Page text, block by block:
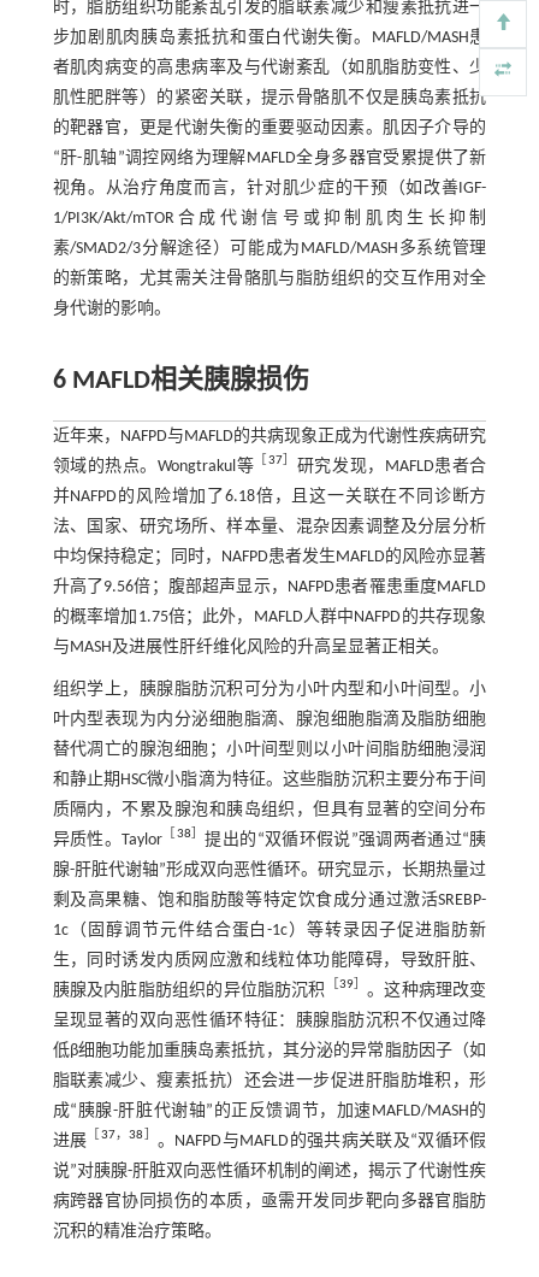
时，脂肪组织功能紊乱引发的脂联素减少和瘦素抵抗进一
步加剧肌肉胰岛素抵抗和蛋白代谢失衡。MAFLD/MASH患
者肌肉病变的高患病率及与代谢紊乱（如肌脂肪变性、少
肌性肥胖等）的紧密关联，提示骨骼肌不仅是胰岛素抵抗
的靶器官，更是代谢失衡的重要驱动因素。肌因子介导的
“肝-肌轴”调控网络为理解MAFLD全身多器官受累提供了新
视角。从治疗角度而言，针对肌少症的干预（如改善IGF-
1/PI3K/Akt/mTOR合成代谢信号或抑制肌肉生长抑制
素/SMAD2/3分解途径）可能成为MAFLD/MASH多系统管理
的新策略，尤其需关注骨骼肌与脂肪组织的交互作用对全
身代谢的影响。
6 MAFLD相关胰腺损伤
近年来，NAFPD与MAFLD的共病现象正成为代谢性疾病研究
领域的热点。Wongtrakul等 ［37］ 研究发现，MAFLD患者合
并NAFPD的风险增加了6.18倍，且这一关联在不同诊断方
法、国家、研究场所、样本量、混杂因素调整及分层分析
中均保持稳定；同时，NAFPD患者发生MAFLD的风险亦显著
升高了9.56倍；腹部超声显示，NAFPD患者罹患重度MAFLD
的概率增加1.75倍；此外，MAFLD人群中NAFPD的共存现象
与MASH及进展性肝纤维化风险的升高呈显著正相关。
组织学上，胰腺脂肪沉积可分为小叶内型和小叶间型。小
叶内型表现为内分泌细胞脂滴、腺泡细胞脂滴及脂肪细胞
替代凋亡的腺泡细胞；小叶间型则以小叶间脂肪细胞浸润
和静止期HSC微小脂滴为特征。这些脂肪沉积主要分布于间
质隔内，不累及腺泡和胰岛组织，但具有显著的空间分布
异质性。Taylor ［38］提出的“双循环假说”强调两者通过“胰
腺-肝脏代谢轴”形成双向恶性循环。研究显示，长期热量过
剩及高果糖、饱和脂肪酸等特定饮食成分通过激活SREBP-
1c（固醇调节元件结合蛋白-1c）等转录因子促进脂肪新
生，同时诱发内质网应激和线粒体功能障碍，导致肝脏、
胰腺及内脏脂肪组织的异位脂肪沉积
［39］ 。这种病理改变
呈现显著的双向恶性循环特征：胰腺脂肪沉积不仅通过降
低β细胞功能加重胰岛素抵抗，其分泌的异常脂肪因子（如
脂联素减少、瘦素抵抗）还会进一步促进肝脂肪堆积，形
成“胰腺-肝脏代谢轴”的正反馈调节，加速MAFLD/MASH的
进展 ［37，38］ 。NAFPD与MAFLD的强共病关联及“双循环假
说”对胰腺-肝脏双向恶性循环机制的阐述，揭示了代谢性疾
病跨器官协同损伤的本质，亟需开发同步靶向多器官脂肪
沉积的精准治疗策略。